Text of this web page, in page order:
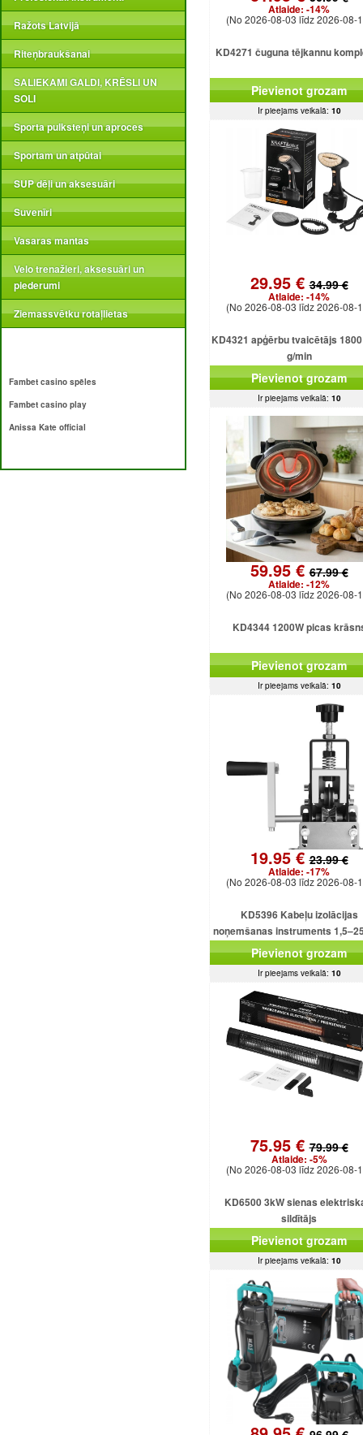
Ražots Latvijā
Riteņbraukšanai
SALIEKAMI GALDI, KRĒSLI UN
SOLI
Sporta pulksteņi un aproces
Sportam un atpūtai
SUP dēļi un aksesuāri
Suvenīri
Vasaras mantas
Velo trenažieri, aksesuāri un
piederumi
Ziemassvētku rotaļlietas
Fambet casino spēles
Fambet casino play
Anissa Kate official
Atlaide: -14%
(No 2026-08-03 līdz 2026-08-
KD4271 čuguna tējkannu
Pievienot grozam
Ir pieejams veikalā: 10
29.95 €34.99 €
Atlaide: -14%
(No 2026-08-03 līdz 2026-08-
KD4321 apģērbu tvaicētājs
g/min
Pievienot grozam
Ir pieejams veikalā: 10
59.95 €67.99 €
Atlaide: -12%
(No 2026-08-03 līdz 2026-08-
KD4344 1200W picas
Pievienot grozam
Ir pieejams veikalā: 10
19.95 €23.99 €
Atlaide: -17%
(No 2026-08-03 līdz 2026-08-
KD5396 Kabeļu izolācijas
noņemšanas instruments
kabeļiem
Pievienot grozam
Ir pieejams veikalā: 10
75.95 €79.99 €
Atlaide: -5%
(No 2026-08-03 līdz 2026-08-
KD6500 3kW sienas
sildītājs
Pievienot grozam
Ir pieejams veikalā: 10